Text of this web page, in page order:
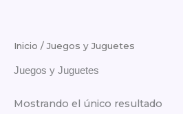
Inicio / Juegos y Juguetes
Juegos y Juguetes
Mostrando el único resultado